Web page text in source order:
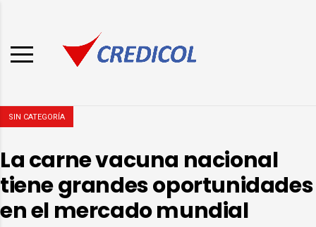
SIN CATEGORÍA
La carne vacuna nacional
tiene grandes oportunidades
en el mercado mundial